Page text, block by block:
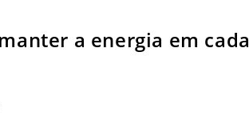
a energia em cada